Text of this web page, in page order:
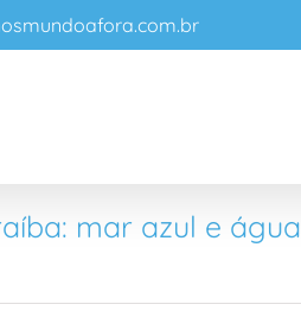
mar azul e